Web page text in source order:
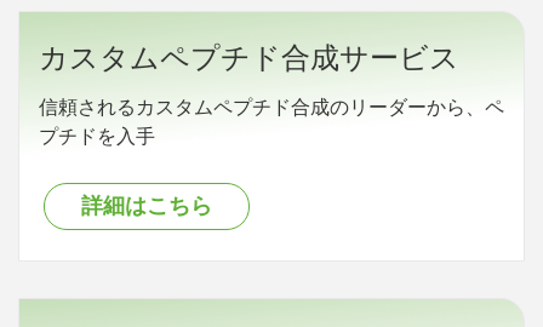
カスタムペプチド合成サービス
信頼されるカスタムペプチド合成のリーダーから、ペ
プチドを入手
詳細はこちら